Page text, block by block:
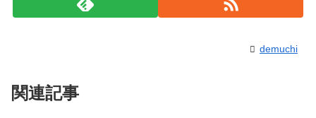
demuchi
関連記事